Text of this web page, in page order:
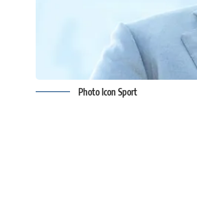
Photo Icon Sport